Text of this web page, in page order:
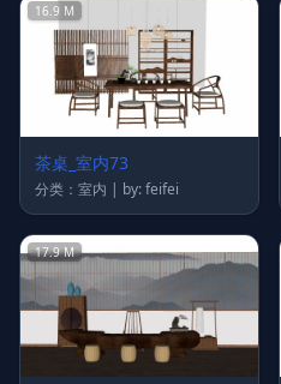
16.9 M
茶桌_室内73
分类：室内 | by: feifei
17.9 M